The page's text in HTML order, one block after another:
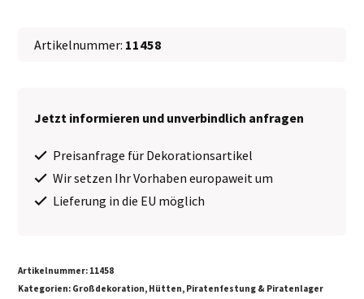
Artikelnummer: 11458
Jetzt informieren und unverbindlich anfragen
Preisanfrage für Dekorationsartikel
Wir setzen Ihr Vorhaben europaweit um
Lieferung in die EU möglich
Artikelnummer: 11458
Kategorien: Großdekoration, Hütten, Piratenfestung & Piratenlager